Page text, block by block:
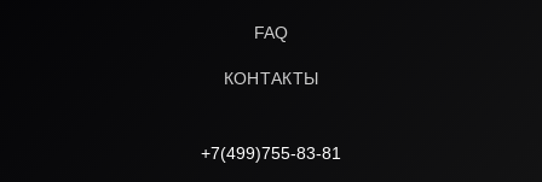
FAQ
КОНТАКТЫ
+7(499)755-83-81